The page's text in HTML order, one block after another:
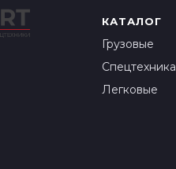
КАТАЛОГ
Грузовые
Спецтехника
Легковые